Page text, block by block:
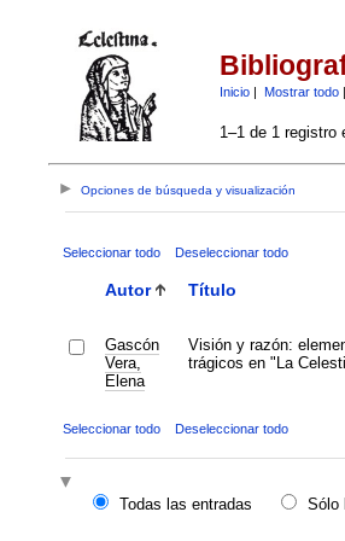
Inicio| Mostrar todo|
1–1 de 1 registro
Opciones de búsqueda y visualización
Seleccionar todo Deseleccionar todo
Autor Título
Gascón
Vera,
Elena
Visión y razón:
trágicos en "La
Seleccionar todo Deseleccionar todo
Todas las entradas
Sólo